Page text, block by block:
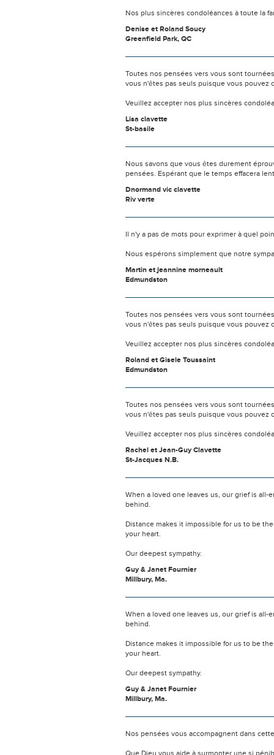
Nos plus sincères condoléances à toute la
Denise et Roland Soucy
Greenfield Park, QC
Toutes nos pensées vers vous sont
vous n'êtes pas seuls puisque vous pouvez
Veuillez accepter nos plus sincères
Lisa clavette
St-basile
Nous savons que vous êtes durement
pensées. Espérant que le temps effacera
Dnormand vic clavette
Riv verte
Il n'y a pas de mots pour exprimer à quel
Nous espérons simplement que notre
Martin et jeannine morneault
Edmundston
Toutes nos pensées vers vous sont
vous n'êtes pas seuls puisque vous pouvez
Veuillez accepter nos plus sincères
Roland et Gisele Toussaint
Edmundston
Toutes nos pensées vers vous sont
vous n'êtes pas seuls puisque vous pouvez
Veuillez accepter nos plus sincères
Rachel et Jean-Guy Clavette
St-Jacques N.B.
When a loved one leaves us, our grief is
behind.
Distance makes it impossible for us to be
your heart.
Our deepest sympathy.
Guy & Janet Fournier
Millbury, Ma.
When a loved one leaves us, our grief is
behind.
Distance makes it impossible for us to be
your heart.
Our deepest sympathy.
Guy & Janet Fournier
Millbury, Ma.
Nos pensées vous accompagnent dans